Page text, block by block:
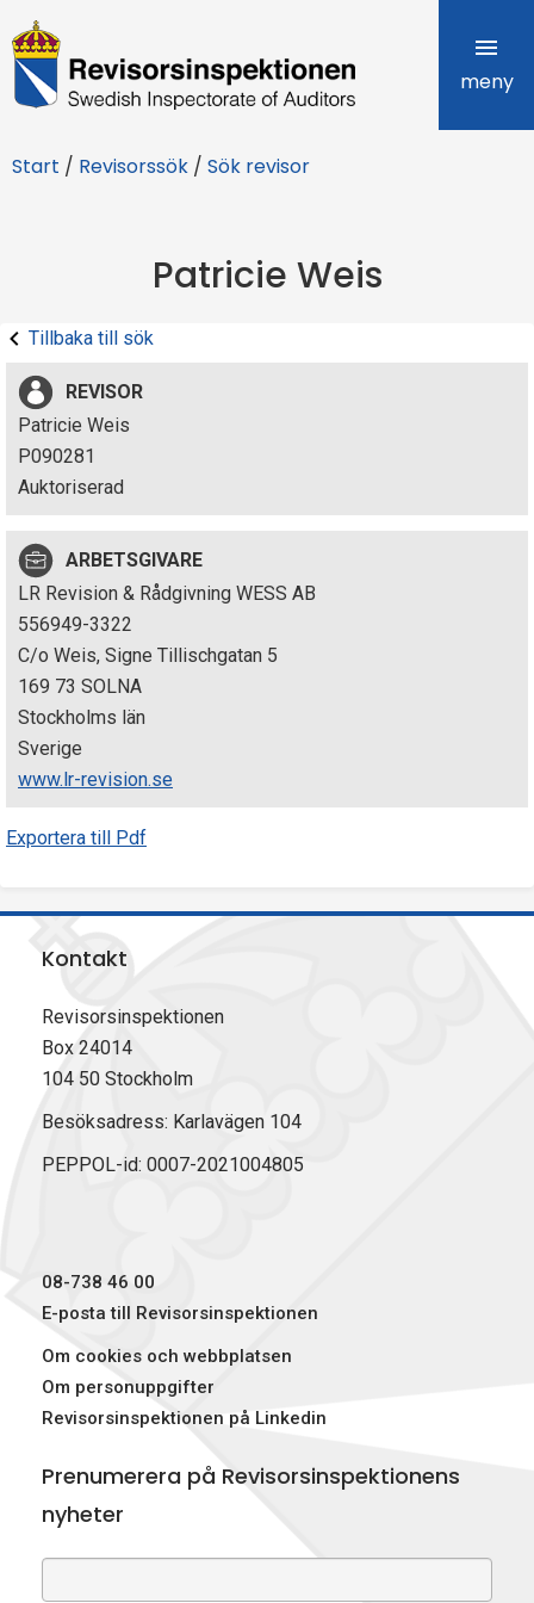
R
e
i
r
s
i
n
p
e
k
t
i
n
e
meny
Start / Revisorssök / Sök revisor
Patricie Weis
Tillbaka till sök
REVISOR
Patricie Weis
P090281
Auktoriserad
ARBETSGIVARE
LR Revision & Rådgivning WESS AB
556949-3322
C/o Weis, Signe Tillischgatan 5
169 73 SOLNA
Stockholms län
Sverige
www.lr-revision.se
Exportera till Pdf
Kontakt
Revisorsinspektionen
Box 24014
104 50 Stockholm
Besöksadress: Karlavägen 104
PEPPOL-id: 0007-2021004805
08-738 46 00
E-posta till Revisorsinspektionen
Om cookies och webbplatsen
Om personuppgifter
Revisorsinspektionen på Linkedin
Prenumerera på Revisorsinspektionens
nyheter